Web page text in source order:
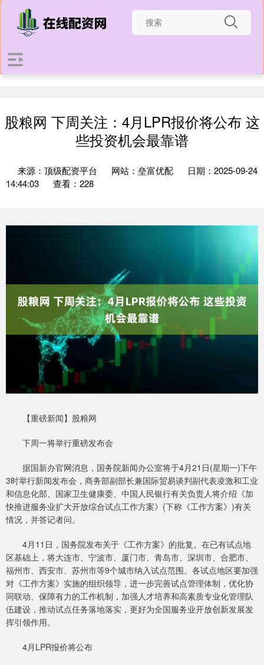
股粮网 下周关注：4月LPR报价将公布 这
些投资机会最靠谱
来源：顶级配资平台 网站：垒富优配
日期：2025-09-24
14:44:03
查看：228
【重磅新闻】股粮网
下周一将举行重磅发布会
据国新办官网消息，国务院新闻办公室将于4月21日(星期一)下午
3时举行新闻发布会，商务部副部长兼国际贸易谈判副代表凌激和工业
和信息化部、国家卫生健康委、中国人民银行有关负责人将介绍《加
快推进服务业扩大开放综合试点工作方案》(下称《工作方案》)有关
情况，并答记者问。
4月11日，国务院发布关于《工作方案》的批复。在已有试点地
区基础上，将大连市、宁波市、厦门市、青岛市、深圳市、合肥市、
福州市、西安市、苏州市等9个城市纳入试点范围。各试点地区要加强
对《工作方案》实施的组织领导，进一步完善试点管理体制，优化协
同联动、保障有力的工作机制，加强人才培养和高素质专业化管理队
伍建设，推动试点任务落地落实，更好为全国服务业开放创新发展发
挥引领作用。
4月LPR报价将公布